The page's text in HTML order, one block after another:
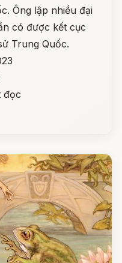
Ông lập nhiều đại
có được kết cục
Trung Quốc.
đọc